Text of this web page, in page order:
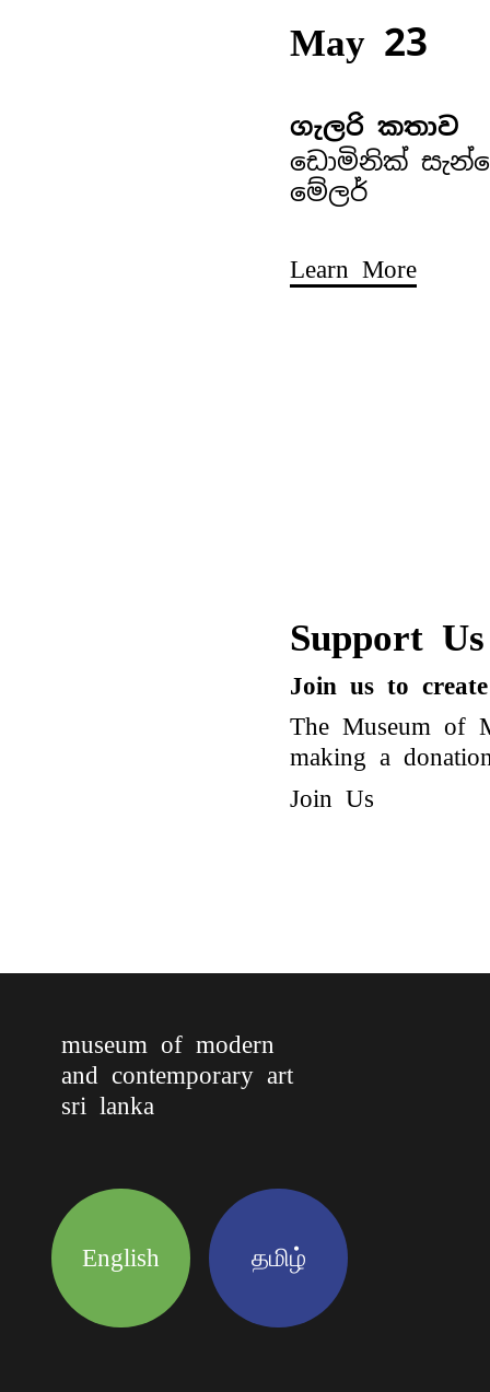
May 23
ගැලරි කතාව
ඩොමිනික්
මේලර්
Learn More
Support Us
Join us to
The Museum of
making a
Join Us
museum of modern
and contemporary art
sri lanka
English தமிழ்